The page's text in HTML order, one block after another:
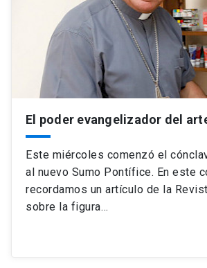
El poder evangelizador del
Este miércoles comenzó el
al nuevo Sumo Pontífice. En este
recordamos un artículo de la
sobre la figura…